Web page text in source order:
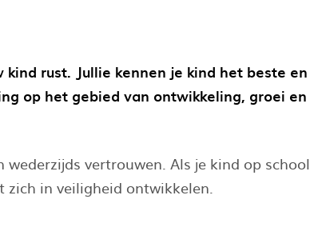
rust. Jullie kennen je kind het beste en
op het gebied van ontwikkeling, groei en
vertrouwen. Als je kind op school
zich in veiligheid ontwikkelen.